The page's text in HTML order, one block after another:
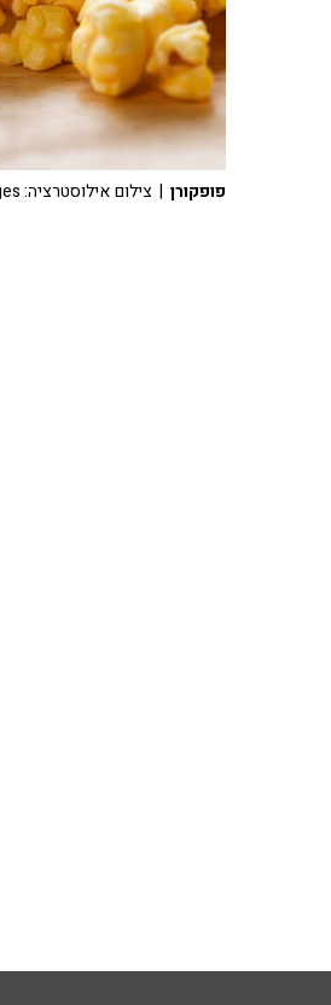
פופקורן | צילום אילוסטרציה: Ingram Images